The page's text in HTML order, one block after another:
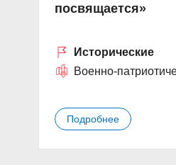
посвящается»
Исторические
Военно-
Подробнее